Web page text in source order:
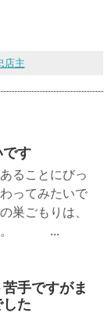
店主
です
ることにびっ
ってみたいで
巣ごもりは、
た。 ...
手ですがま
た